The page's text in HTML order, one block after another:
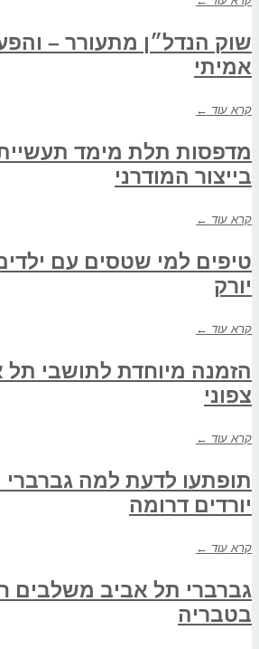
שוק הנדל״ן מתעורר –
אמיתי
קרא עוד ←
מדפסות תלת מימד
בייצור המודרני
קרא עוד ←
טיפים למי שטסים עם
יורק
קרא עוד ←
הזמנה מיוחדת לתושבי תל
צפוני
קרא עוד ←
תופתעו לדעת למה
יורדים דרומה
קרא עוד ←
גברברי תל אביב משלבים
בטבריה